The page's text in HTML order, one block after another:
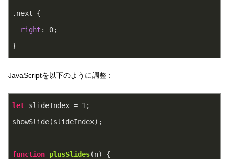
.next {
right : 0;
}
JavaScriptを以下のように調整：
let slideIndex = 1 ;
showSlide(slideIndex);
function plusSlides(n) {